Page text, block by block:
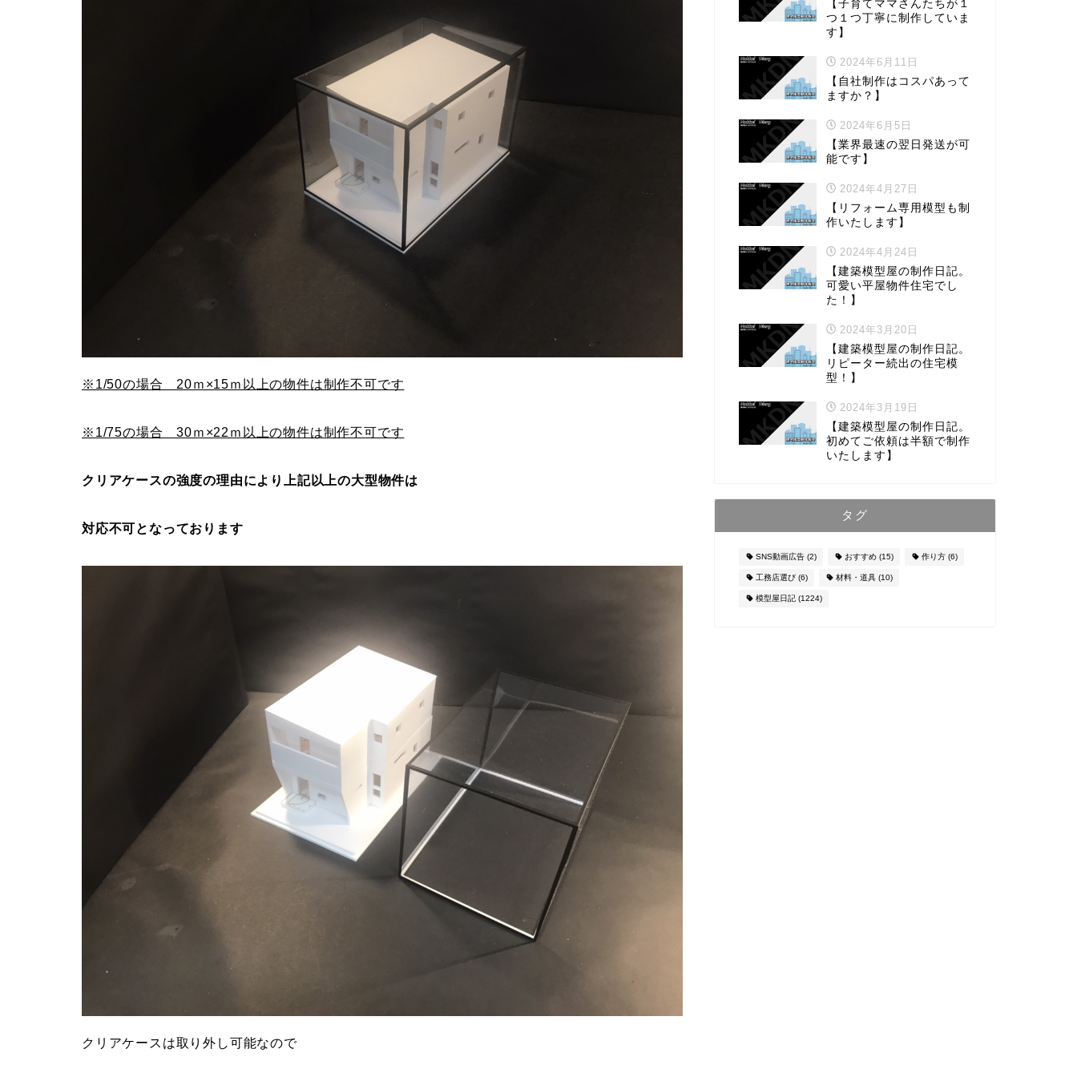
※1/50の場合 20ｍ×15ｍ以上の物件は制作不可です
※1/75の場合 30ｍ×22ｍ以上の物件は制作不可です
クリアケースの強度の理由により上記以上の大型物件は
対応不可となっております
クリアケースは取り外し可能なので
【子育てママさんたちが１
つ１つ丁寧に制作していま
す】
2024年6月11日
【自社制作はコスパあって
ますか？】
2024年6月5日
【業界最速の翌日発送が可
能です】
2024年4月27日
【リフォーム専用模型も制
作いたします】
2024年4月24日
【建築模型屋の制作日記。
可愛い平屋物件住宅でし
た！】
2024年3月20日
【建築模型屋の制作日記。
リピーター続出の住宅模
型！】
2024年3月19日
【建築模型屋の制作日記。
初めてご依頼は半額で制作
いたします】
タグ
SNS動画広告(2) おすすめ(15) 作り方(6)
工務店選び(6) 材料・道具(10)
模型屋日記(1224)